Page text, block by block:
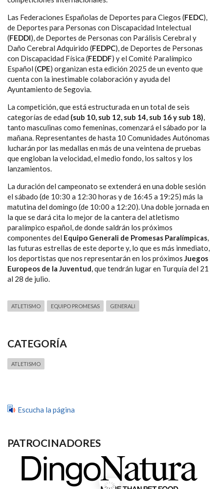
Las Federaciones Españolas de Deportes para Ciegos (FEDC),
de Deportes para Personas con Discapacidad Intelectual
(FEDDI), de Deportes de Personas con Parálisis Cerebral y
Daño Cerebral Adquirido (FEDPC), de Deportes de Personas
con Discapacidad Física (FEDDF) y el Comité Paralímpico
Español (CPE) organizan esta edición 2025 de un evento que
cuenta con la inestimable colaboración y ayuda del
Ayuntamiento de Segovia.
La competición, que está estructurada en un total de seis
categorías de edad (sub 10, sub 12, sub 14, sub 16 y sub 18),
tanto masculinas como femeninas, comenzará el sábado por la
mañana. Representantes de hasta 10 Comunidades Autónomas
lucharán por las medallas en más de una veintena de pruebas
que engloban la velocidad, el medio fondo, los saltos y los
lanzamientos.
La duración del campeonato se extenderá en una doble sesión
el sábado (de 10:30 a 12:30 horas y de 16:45 a 19:25) más la
matutina del domingo (de 10:00 a 12:20). Una doble jornada en
la que se dará cita lo mejor de la cantera del atletismo
paralímpico español, de donde saldrán los próximos
componentes del Equipo Generali de Promesas Paralímpicas,
las futuras estrellas de este deporte y, lo que es más inmediato,
los deportistas que nos representarán en los próximos Juegos
Europeos de la Juventud, que tendrán lugar en Turquía del 21
al 28 de julio.
ATLETISMO EQUIPO PROMESAS GENERALI
CATEGORÍA
ATLETISMO
Escucha la página
PATROCINADORES